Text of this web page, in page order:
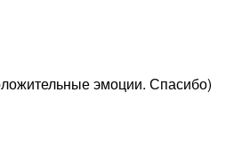
эмоции. Спасибо)